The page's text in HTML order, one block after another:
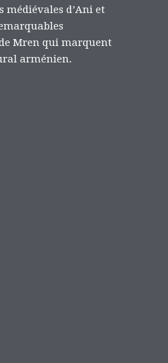
médiévales d’Ani et
Mren qui marquent
arménien.